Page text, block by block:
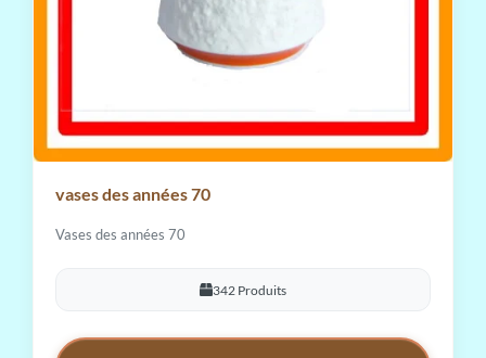
vases des années 70
Vases des années 70
342 Produits